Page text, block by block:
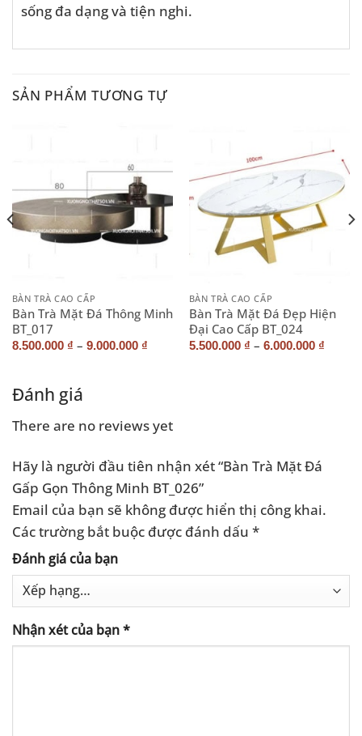
sống đa dạng và tiện nghi.
SẢN PHẨM TƯƠNG TỰ
BÀN TRÀ CAO CẤP
Bàn Trà Mặt Đá Thông Minh
BT_017
8.500.000 ₫ – 9.000.000 ₫
BÀN TRÀ CAO CẤP
Bàn Trà Mặt Đá Đẹp Hiện
Đại Cao Cấp BT_024
5.500.000 ₫ – 6.000.000 ₫
Đánh giá
There are no reviews yet
Hãy là người đầu tiên nhận xét “Bàn Trà Mặt Đá
Gấp Gọn Thông Minh BT_026”
Email của bạn sẽ không được hiển thị công khai.
Các trường bắt buộc được đánh dấu *
Đánh giá của bạn
Nhận xét của bạn*